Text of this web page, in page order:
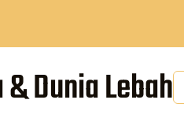
Dunia Lebah